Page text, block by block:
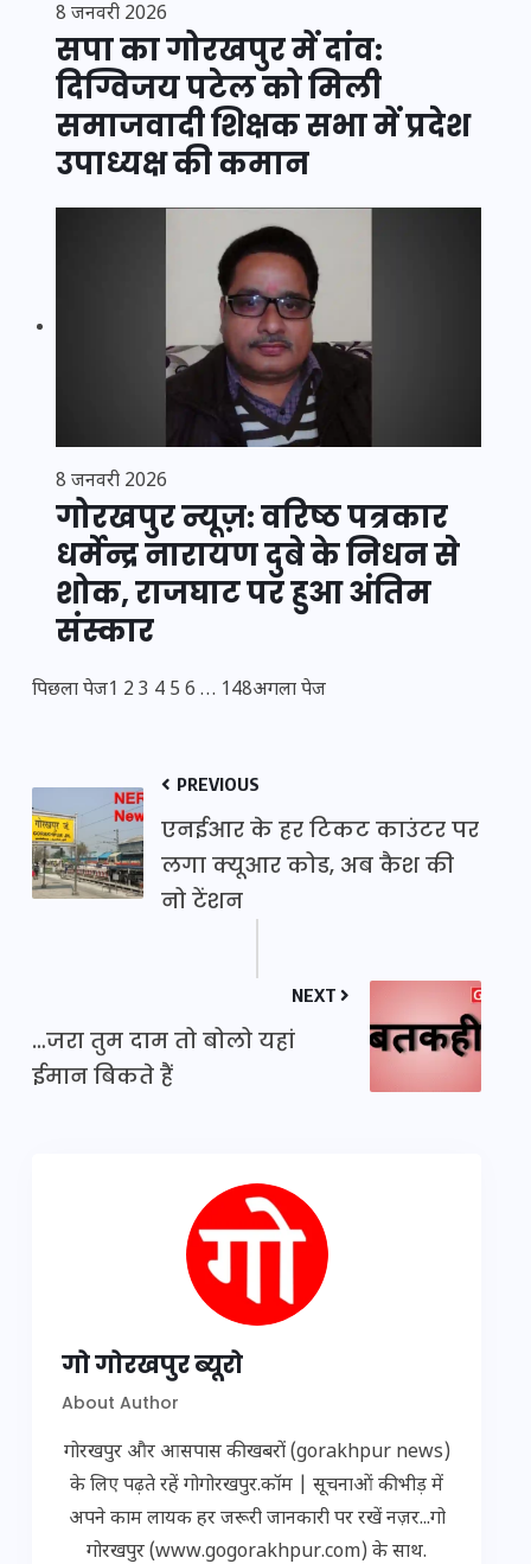
8 जनवरी 2026
सपा का गोरखपुर में दांव:
दिग्विजय पटेल को मिली
समाजवादी शिक्षक सभा में प्रदेश
उपाध्यक्ष की कमान
8 जनवरी 2026
गोरखपुर न्यूज़: वरिष्ठ पत्रकार
धर्मेन्द्र नारायण दुबे के निधन से
शोक, राजघाट पर हुआ अंतिम
संस्कार
पिछला पेज1 23 4 5 6 … 148अगला पेज
PREVIOUS
एनईआर के हर टिकट काउंटर पर
लगा क्यूआर कोड, अब कैश की
नो टेंशन
NEXT
…जरा तुम दाम तो बोलो यहां
ईमान बिकते हैं
गो गोरखपुर ब्यूरो
About Author
गोरखपुर और आसपास की खबरों (gorakhpur news)
के लिए पढ़ते रहें गोगोरखपुर.कॉम | सूचनाओं की भीड़ में
अपने काम लायक हर जरूरी जानकारी पर रखें नज़र...गो
गोरखपुर (www.gogorakhpur.com) के साथ.